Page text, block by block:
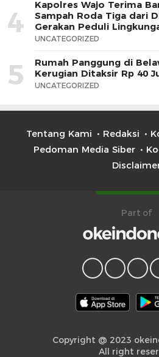
4
Kapolres Wajo Terima
Sampah Roda Tiga dari
Gerakan Peduli
UNCATEGORIZED
5
Rumah Panggung di
Kerugian Ditaksir Rp 40
UNCATEGORIZED
Tentang Kami Redaksi
Pedoman Media Siber
Part of
Copyright @ 2023
All right